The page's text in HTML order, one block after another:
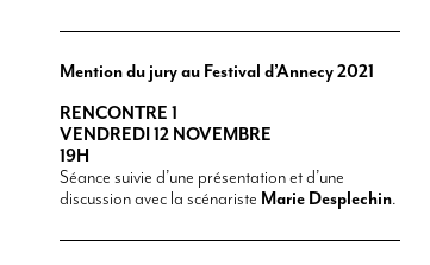
Mention du jury au Festival d’Annecy 2021
RENCONTRE 1
VENDREDI 12 NOVEMBRE
19H
Séance suivie d’une présentation et d’une
discussion avec la scénariste Marie Desplechin.